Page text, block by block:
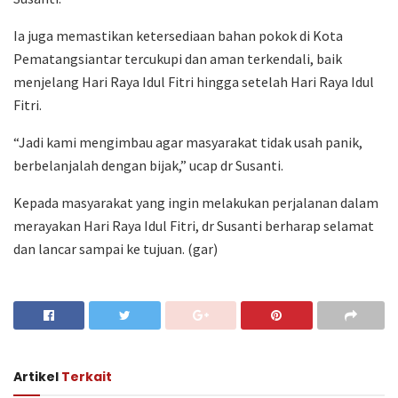
Ia juga memastikan ketersediaan bahan pokok di Kota
Pematangsiantar tercukupi dan aman terkendali, baik
menjelang Hari Raya Idul Fitri hingga setelah Hari Raya Idul
Fitri.
“Jadi kami mengimbau agar masyarakat tidak usah panik,
berbelanjalah dengan bijak,” ucap dr Susanti.
Kepada masyarakat yang ingin melakukan perjalanan dalam
merayakan Hari Raya Idul Fitri, dr Susanti berharap selamat
dan lancar sampai ke tujuan. (gar)
Artikel Terkait